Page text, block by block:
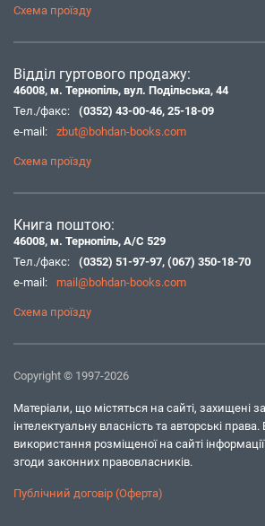
Схема проїзду
Відділ гуртового продажу:
46008, м. Тернопіль, вул. Подільська, 44
Тел./факс:
(0352) 43-00-46, 25-18-09
e-mail:
zbut@bohdan-books.com
Схема проїзду
Книга поштою:
46008, м. Тернопіль, А/С 529
Тел./факс:
(0352) 51-97-97, (067) 350-18-70
e-mail:
mail@bohdan-books.com
Схема проїзду
Copyright © 1997-2026
Матеріали, що містяться на сайті, захищені
інтелектуальну власність та авторські
використання розміщеної на сайті
згоди законних правовласників.
Публічний договір (Оферта)